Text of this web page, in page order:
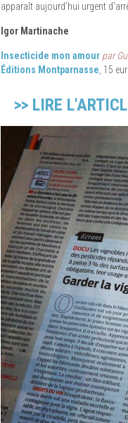
apparaît aujourd'hui urgent
Igor Martinache
Insecticide mon amour par
Éditions Montparnasse , 15
>> LIRE